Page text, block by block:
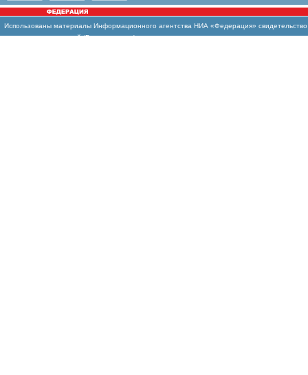
Использованы материалы Информационного агентства НИА «Федерация»
массовых коммуникаций (Роскомнадзор)